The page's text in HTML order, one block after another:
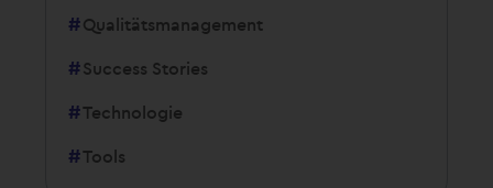
Qualitätsmanagement
Success Stories
Technologie
Tools